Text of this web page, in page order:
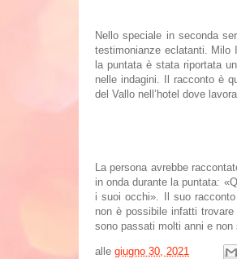
Nello speciale in seconda
testimonianze eclatanti. Milo
la puntata è stata riportata
nelle indagini. Il racconto è
del Vallo nell’hotel dove
La persona avrebbe
in onda durante la puntata: «
i suoi occhi». Il suo
non è possibile infatti
sono passati molti anni e
alle giugno 30, 2021